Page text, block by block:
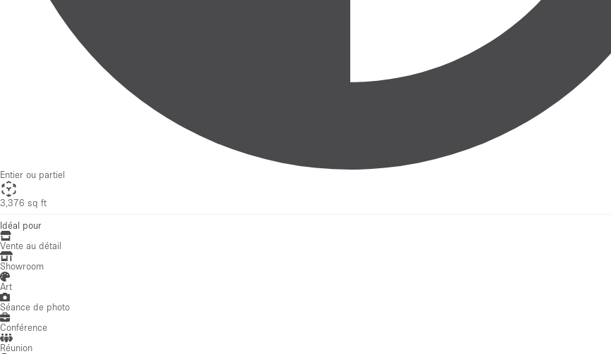
Entier ou partiel
3,376 sq ft
Idéal pour
Vente au détail
Showroom
Art
Séance de photo
Conférence
Réunion